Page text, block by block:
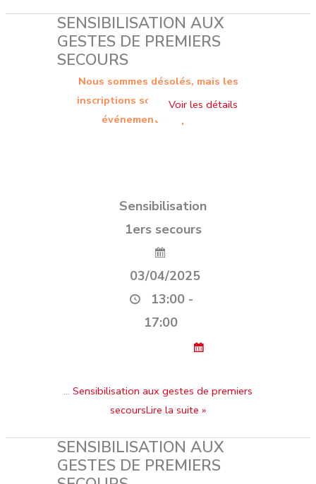
SENSIBILISATION AUX
GESTES DE PREMIERS
SECOURS
Nous sommes désolés, mais les
inscriptions sont terminées. Cet
événement est passé.
Sensibilisation
1ers secours
03/04/2025
13:00 -
17:00
… Sensibilisation aux gestes de premiers
secoursLire la suite »
SENSIBILISATION AUX
GESTES DE PREMIERS